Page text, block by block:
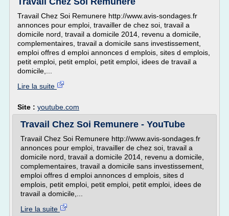
Travail Chez Soi Remunere http://www.avis-sondages.fr
annonces pour emploi, travailler de chez soi, travail a
domicile nord, travail a domicile 2014, revenu a domicile,
complementaires, travail a domicile sans investissement,
emploi offres d emploi annonces d emplois, sites d emplois,
petit emploi, petit emploi, petit emploi, idees de travail a
domicile,...
Lire la suite
Site : youtube.com
Travail Chez Soi Remunere - YouTube
Travail Chez Soi Remunere http://www.avis-sondages.fr
annonces pour emploi, travailler de chez soi, travail a
domicile nord, travail a domicile 2014, revenu a domicile,
complementaires, travail a domicile sans investissement,
emploi offres d emploi annonces d emplois, sites d
emplois, petit emploi, petit emploi, petit emploi, idees de
travail a domicile,...
Lire la suite